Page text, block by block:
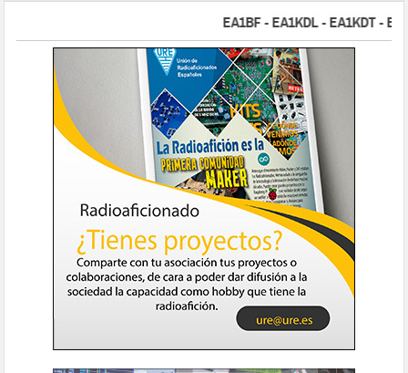
EA1BF - EA1KDL - EA1KDT -